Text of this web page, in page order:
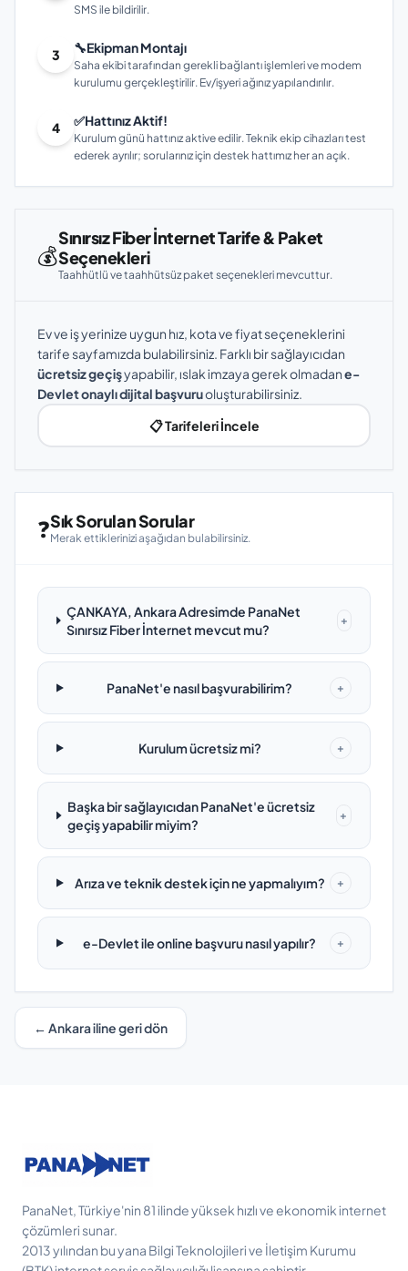
SMS ile bildirilir.
3 🔧Ekipman Montajı
Saha ekibi tarafından gerekli bağlantı işlemleri ve modem
kurulumu gerçekleştirilir. Ev/işyeri ağınız yapılandırılır.
4 ✅Hattınız Aktif!
Kurulum günü hattınız aktive edilir. Teknik ekip cihazları test
ederek ayrılır; sorularınız için destek hattımız her an açık.
💰
Sınırsız Fiber İnternet Tarife & Paket
Seçenekleri
Taahhütlü ve taahhütsüz paket seçenekleri mevcuttur.
Ev ve iş yerinize uygun hız, kota ve fiyat seçeneklerini
tarife sayfamızda bulabilirsiniz. Farklı bir sağlayıcıdan
ücretsiz geçişyapabilir, ıslak imzaya gerek olmadane-
Devlet onaylı dijital başvuruoluşturabilirsiniz.
📋 Tarifeleri İncele
❓Sık Sorulan Sorular
Merak ettiklerinizi aşağıdan bulabilirsiniz.
ÇANKAYA, Ankara Adresimde PanaNet
Sınırsız Fiber İnternet mevcut mu?
+
PanaNet'e nasıl başvurabilirim? +
Kurulum ücretsiz mi? +
Başka bir sağlayıcıdan PanaNet'e ücretsiz
geçiş yapabilir miyim?
+
Arıza ve teknik destek için ne yapmalıyım? +
e-Devlet ile online başvuru nasıl yapılır? +
← Ankara iline geri dön
PanaNet, Türkiye'nin 81 ilinde yüksek hızlı ve ekonomik internet
çözümleri sunar.
2013 yılından bu yana Bilgi Teknolojileri ve İletişim Kurumu